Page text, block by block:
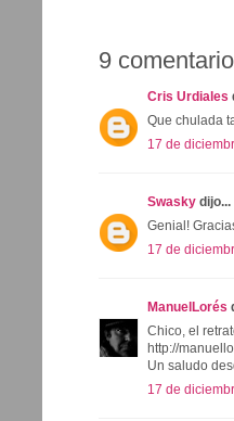
9
Cris Urdiales
Que chulada
17 de
Swasky dijo...
Genial!
17 de
ManuelLorés
Chico, el
http://
Un saludo
17 de